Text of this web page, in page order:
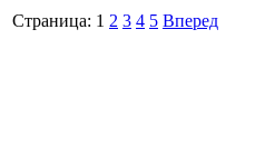
Страница: 1 2 3 4 5 Вперед